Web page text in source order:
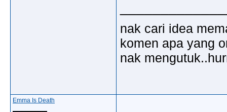
nak cari idea
komen apa yang
nak
Emma Is Death